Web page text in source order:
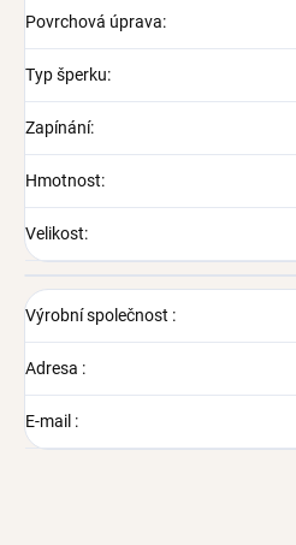
Povrchová úprava:
Typ šperku:
Zapínání:
Hmotnost:
Velikost:
Výrobní společnost :
Adresa :
E-mail :